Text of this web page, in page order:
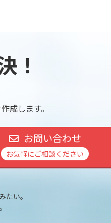
！
成します。
お問い合わせ
お気軽にご相談ください
い。